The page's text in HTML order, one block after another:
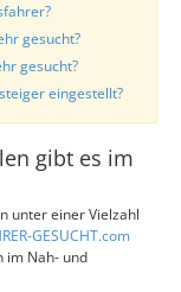
gesucht?
gesucht?
eingestellt?
gibt es im
unter einer Vielzahl
GESUCHT.com
im Nah- und